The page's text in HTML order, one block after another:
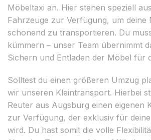
Möbeltaxi an. Hier stehen speziell
Fahrzeuge zur Verfügung, um deine
schonend zu transportieren. Du
kümmern – unser Team übernimmt
Sichern und Entladen der Möbel für
Solltest du einen größeren Umzug
wir unseren Kleintransport. Hierbei
Reuter aus Augsburg einen eigenen
zur Verfügung, der exklusiv für
wird. Du hast somit die volle